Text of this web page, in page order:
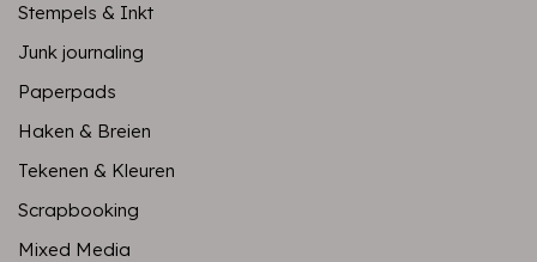
Stempels & Inkt
Junk journaling
Paperpads
Haken & Breien
Tekenen & Kleuren
Scrapbooking
Mixed Media